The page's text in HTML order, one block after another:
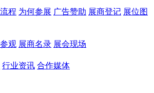
程 为何参展 广告赞助 展商登记 展位图
观 展商名录 展会现场
行业资讯 合作媒体